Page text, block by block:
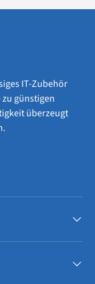
IT-Zubehör
günstigen
überzeugt